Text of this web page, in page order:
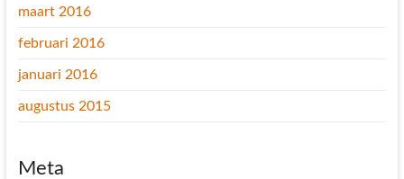
maart 2016
februari 2016
januari 2016
augustus 2015
Meta